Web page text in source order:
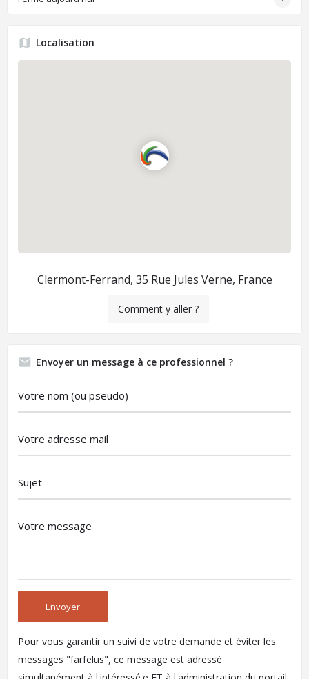
Localisation
Clermont-Ferrand, 35 Rue Jules Verne, France
Comment y aller ?
Envoyer un message à ce professionnel ?
Pour vous garantir un suivi de votre demande et éviter les
messages "farfelus", ce message est adressé